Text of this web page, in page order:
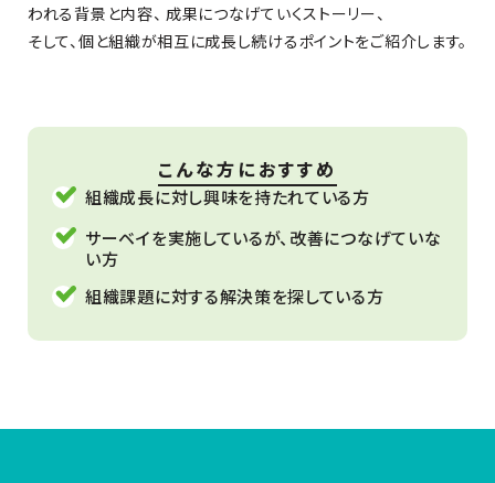
われる背景と内容、 成果につなげていくストーリー、
そして、個と組織が相互に成長し続けるポイントをご紹介します。
こんな方におすすめ
組織成長に対し興味を持たれている方
サーベイを実施しているが、改善につなげていな
い方
組織課題に対する解決策を探している方